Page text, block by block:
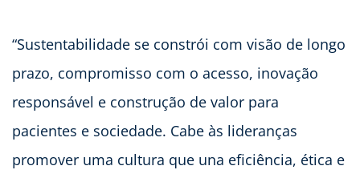
“Sustentabilidade se constrói com visão de longo
prazo, compromisso com o acesso, inovação
responsável e construção de valor para
pacientes e sociedade. Cabe às lideranças
promover uma cultura que una eficiência, ética e